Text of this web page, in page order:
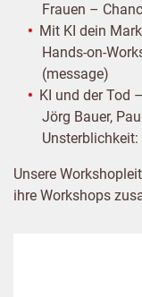
Frauen –
Mit KI dein
Hands-on-
(message)
KI und der Tod
Jörg Bauer,
Unsere
ihre Workshops